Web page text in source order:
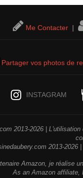
Me Contacter |
Partager vos photos de
INSTAGRAM
2013-2026 |
2013-2026
Amazon, je réalise
As an Amazon affiliate,